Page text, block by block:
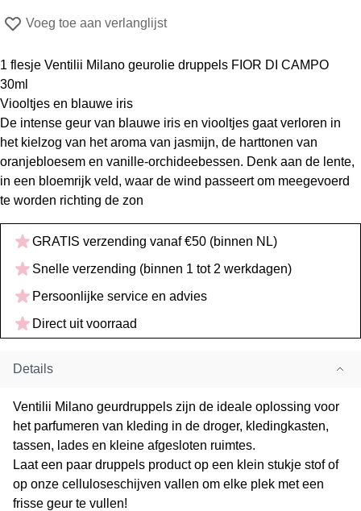
Voeg toe aan verlanglijst
1 flesje Ventilii Milano geurolie druppels FIOR DI CAMPO
30ml
Viooltjes en blauwe iris
De intense geur van blauwe iris en viooltjes gaat verloren in
het kielzog van het aroma van jasmijn, de harttonen van
oranjebloesem en vanille-orchideebessen. Denk aan de lente,
in een bloemrijk veld, waar de wind passeert om meegevoerd
te worden richting de zon
GRATIS verzending vanaf €50 (binnen NL)
Snelle verzending (binnen 1 tot 2 werkdagen)
Persoonlijke service en advies
Direct uit voorraad
Details
Ventilii Milano geurdruppels zijn de ideale oplossing voor
het parfumeren van kleding in de droger, kledingkasten,
tassen, lades en kleine afgesloten ruimtes.
Laat een paar druppels product op een klein stukje stof of
op onze celluloseschijven vallen om elke plek met een
frisse geur te vullen!